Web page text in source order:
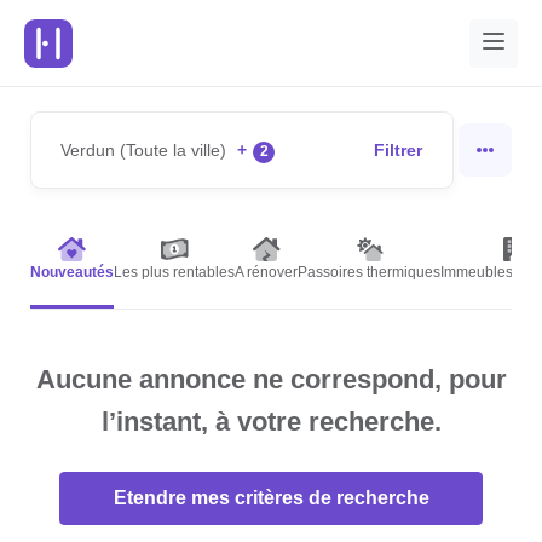
Verdun (Toute la ville) + 2 Filtrer
Nouveautés Les plus rentablesA rénoverPassoires thermiques Immeubles de
Aucune annonce ne correspond, pour
l’instant, à votre recherche.
Etendre mes critères de recherche